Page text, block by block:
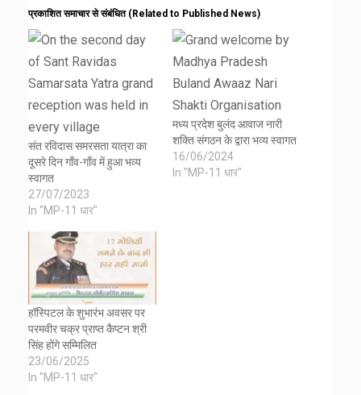
प्रकाशित समाचार से संबंधित (Related to Published News)
संत रविदास समरसता यात्रा का
दूसरे दिन गाँव-गाँव में हुआ भव्य
स्वागत
27/07/2023
In "MP-11 धार"
मध्य प्रदेश बुलंद आवाज नारी
शक्ति संगठन के द्वारा भव्य स्वागत
16/06/2024
In "MP-11 धार"
हॉस्पिटल के शुभारंभ अवसर पर
परमवीर चक्र प्राप्त कैप्टन श्री
सिंह होंगे सम्मिलित
23/06/2025
In "MP-11 धार"